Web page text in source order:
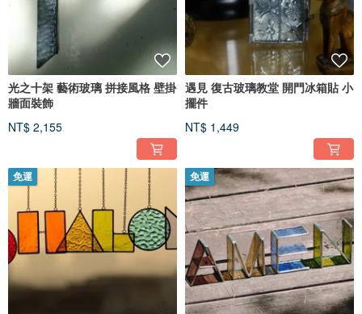
光之十架 藝術玻璃 拼接風格 壁掛
牆面裝飾
NT$ 2,155
遇見 復古玻璃教堂 開門冰箱貼 小
擺件
NT$ 1,449
免運 免運